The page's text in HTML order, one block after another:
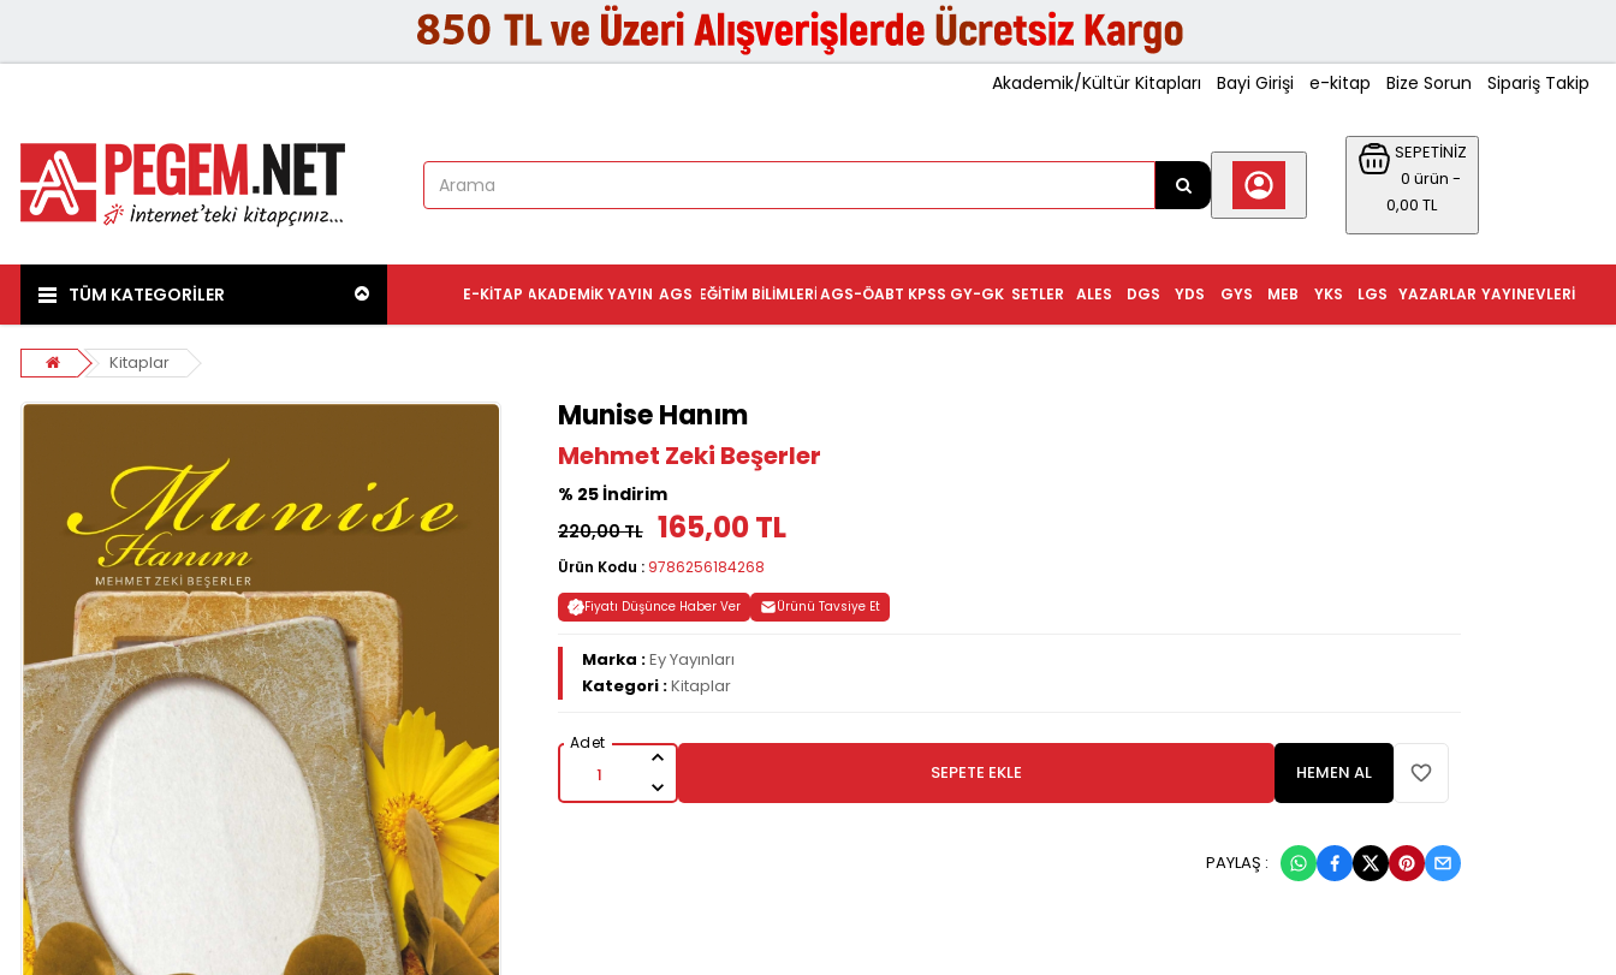
Akademik/Kültür Kitapları Bayi Girişi e-kitap Bize Sorun Sipariş Takip
SEPETİNİZ
0 ürün -
0,00 TL
TÜM KATEGORİLER YAYINEVLERI
YAZARLAR
LGS
YKS
MEB
GYS
YDS
DGS
ALES
SETLER
KPSS GY-GK
AGS-ÖABT
EĞITIM BILIMLERI
AGS
AKADEMIK YAYIN
E-KITAP
Kitaplar
Munise Hanım
Mehmet Zeki Beşerler
% 25 İndirim
220,00 TL
165,00 TL
Ürün Kodu : 9786256184268
Fiyatı Düşünce Haber Ver Ürünü Tavsiye Et
Marka :Ey Yayınları
Kategori :Kitaplar
SEPETE EKLE HEMEN AL
PAYLAŞ :